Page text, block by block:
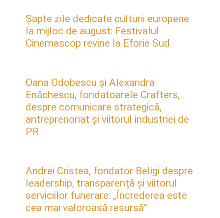
Șapte zile dedicate culturii europene
la mijloc de august: Festivalul
Cinemascop revine la Eforie Sud
Oana Odobescu și Alexandra
Enăchescu, fondatoarele Crafters,
despre comunicare strategică,
antreprenoriat și viitorul industriei de
PR
Andrei Cristea, fondator Beligi despre
leadership, transparență și viitorul
serviciilor funerare: „Încrederea este
cea mai valoroasă resursă”